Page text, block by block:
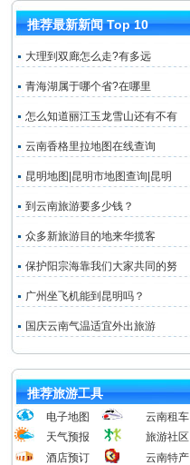
推荐最新新闻 Top 10
大理到双廊怎么走?有多远
青海湖属于哪个省?在哪里
怎么知道丽江玉龙雪山还有不有
云南香格里拉地图在线查询
昆明地图|昆明市地图查询|昆明
到云南旅游要多少钱？
众多新旅游目的地来华揽客
保护阳宗海靠我们大家共同的努
广州坐飞机能到昆明吗？
国庆云南气温适宜外出旅游
推荐旅游工具
电子地图
云南租车
天气预报
旅游社区
酒店预订
云南特产